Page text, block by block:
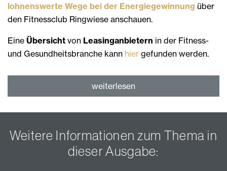
lohnenswerte Wege bei der Energiegewinnung über
den Fitnessclub Ringwiese anschauen.
Eine Übersicht von Leasinganbietern in der Fitness-
und Gesundheitsbranche kann hier gefunden werden.
weiterlesen
Weitere Informationen zum Thema in
dieser Ausgabe: